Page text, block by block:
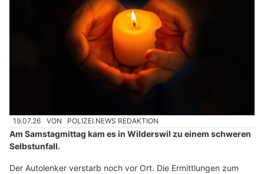
19.07.26 VON POLIZEI.NEWS REDAKTION
Am Samstagmittag kam es in Wilderswil zu einem schweren
Selbstunfall.
Der Autolenker verstarb noch vor Ort. Die Ermittlungen zum